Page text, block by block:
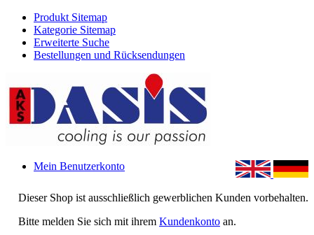
Produkt Sitemap
Kategorie Sitemap
Erweiterte Suche
Bestellungen und Rücksendungen
Dieser Shop ist ausschließlich gewerblichen Kunden vorbehalten.
Bitte melden Sie sich mit ihrem Kundenkonto an.
Mein Benutzerkonto